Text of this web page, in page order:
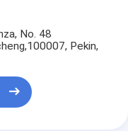
No. 48
Pekin,